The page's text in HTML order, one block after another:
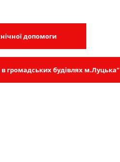
допомоги
громадських будівлях м.Луцька"